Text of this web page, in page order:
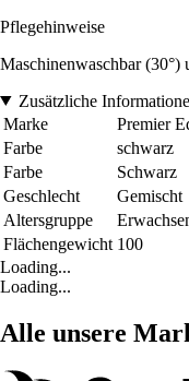
Pflegehinweise
Maschinenwaschbar
Zusätzliche
Marke
Premier
Farbe
schwarz
Farbe
Schwarz
Geschlecht
Gemischt
Altersgruppe
Flächengewicht 100
Loading...
Loading...
Alle unsere